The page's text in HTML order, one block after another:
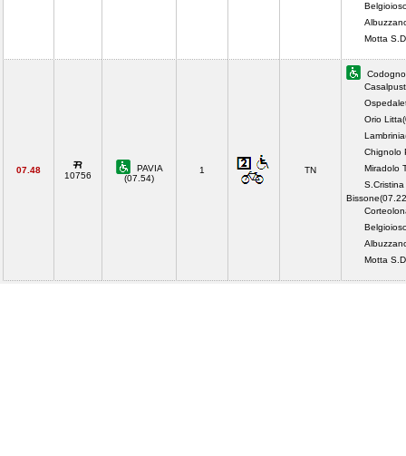
Motta
07.48
10756
PAVIA
(07.54)
1 TN
Orio
Chignolo
Miradolo
S.Cristina
Motta